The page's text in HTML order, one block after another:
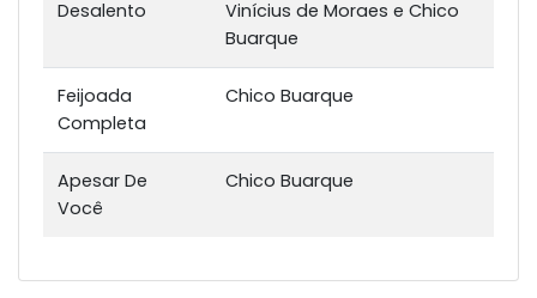
Desalento
Vinícius de Moraes e Chico
Buarque
Feijoada
Completa
Chico Buarque
Apesar De
Você
Chico Buarque